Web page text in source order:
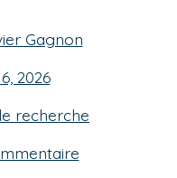
Gagnon
2026
recherche
sur
[chronique]